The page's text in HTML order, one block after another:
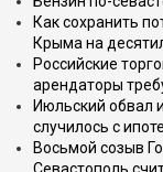
Как сохранить
Крыма на
Российские
арендаторы
Июльский обвал
случилось с
Восьмой созыв